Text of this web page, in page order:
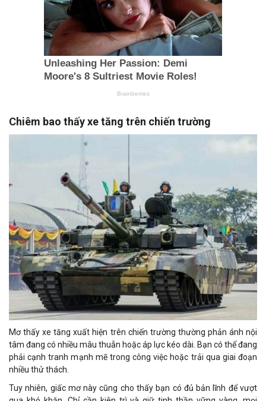
Chiêm bao thấy xe tăng trên chiến trường
Mơ thấy xe tăng xuất hiện trên chiến trường thường phản ánh nội
tâm đang có nhiều mâu thuẫn hoặc áp lực kéo dài. Bạn có thể đang
phải cạnh tranh mạnh mẽ trong công việc hoặc trải qua giai đoạn
nhiều thử thách.
Tuy nhiên, giấc mơ này cũng cho thấy bạn có đủ bản lĩnh để vượt